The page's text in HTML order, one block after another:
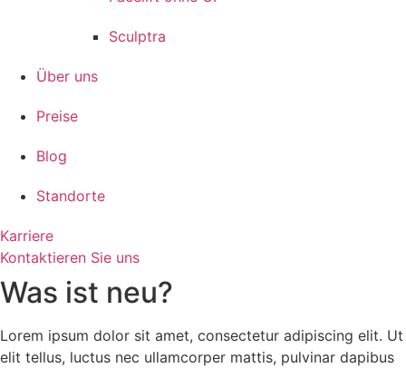
Sculptra
Über uns
Preise
Blog
Standorte
Karriere
Kontaktieren Sie uns
Was ist neu?
Lorem ipsum dolor sit amet, consectetur adipiscing elit. Ut
elit tellus, luctus nec ullamcorper mattis, pulvinar dapibus